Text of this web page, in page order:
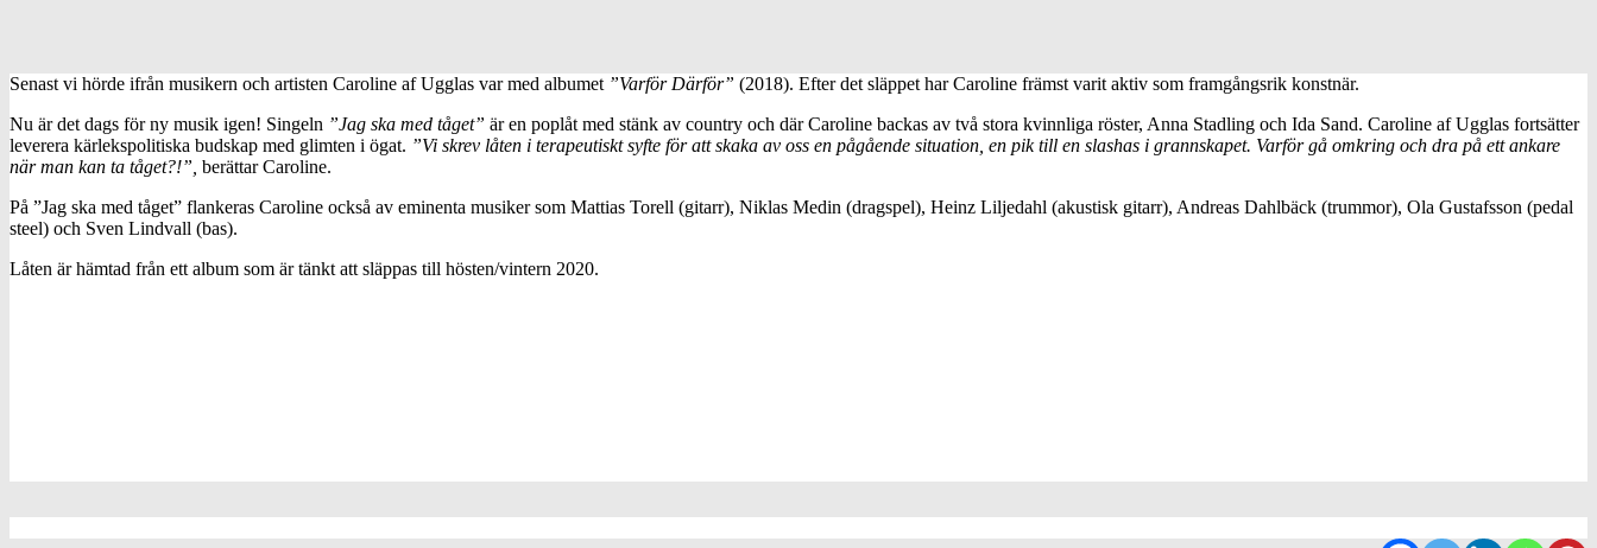
Senast vi hörde ifrån musikern och artisten Caroline af Ugglas var med albumet ”Varför Därför” (2018). Efter det släppet har Caroline främst varit aktiv som framgångsrik konstnär.
Nu är det dags för ny musik igen! Singeln ”Jag ska med tåget” är en poplåt med stänk av country och där Caroline backas av två stora kvinnliga röster, Anna Stadling och Ida Sand. Caroline af Ugglas fortsätter
leverera kärlekspolitiska budskap med glimten i ögat. ”Vi skrev låten i terapeutiskt syfte för att skaka av oss en pågående situation, en pik till en slashas i grannskapet. Varför gå omkring och dra på ett ankare
när man kan ta tåget?!”, berättar Caroline.
På ”Jag ska med tåget” flankeras Caroline också av eminenta musiker som Mattias Torell (gitarr), Niklas Medin (dragspel), Heinz Liljedahl (akustisk gitarr), Andreas Dahlbäck (trummor), Ola Gustafsson (pedal
steel) och Sven Lindvall (bas).
Låten är hämtad från ett album som är tänkt att släppas till hösten/vintern 2020.